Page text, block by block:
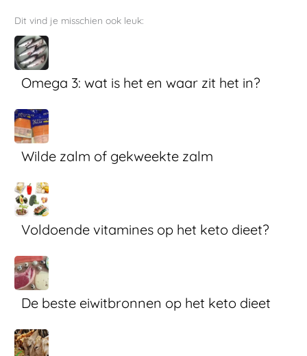
Dit vind je misschien ook leuk:
Omega 3: wat is het en waar zit het in?
Wilde zalm of gekweekte zalm
Voldoende vitamines op het keto dieet?
De beste eiwitbronnen op het keto dieet